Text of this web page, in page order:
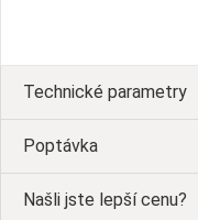
Technické parametry
Poptávka
Našli jste lepší cenu?